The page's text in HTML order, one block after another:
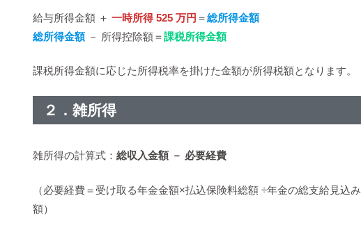
給与所得金額 ＋一時所得 525 万円 ＝総所得金額
総所得金額－ 所得控除額＝課税所得金額
課税所得金額に応じた所得税率を掛けた金額が所得税額となります。
２．雑所得
雑所得の計算式：総収入金額 － 必要経費
（必要経費＝受け取る年金金額×払込保険料総額 ÷年金の総支給見込み
額）